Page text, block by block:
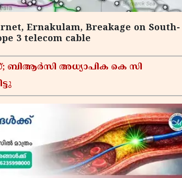
Ernakulam, Breakage on South-
3 telecom cable
ബിആർസി അധ്യാപിക കെ സി